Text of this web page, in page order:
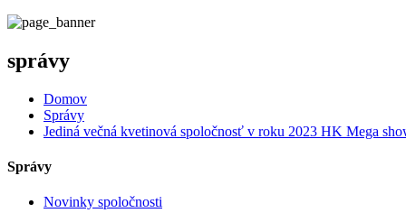
správy
Domov
Správy
Jediná večná kvetinová spoločnosť v roku 2023 HK Mega
Správy
Novinky spoločnosti